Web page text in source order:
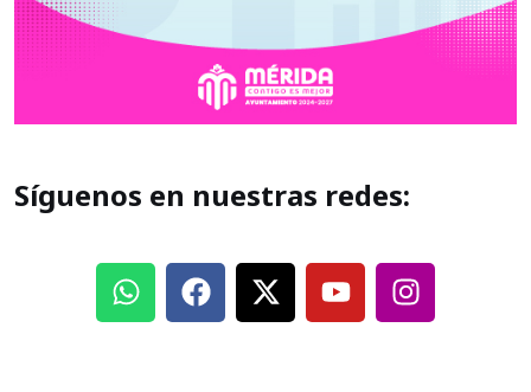
Síguenos en nuestras redes: